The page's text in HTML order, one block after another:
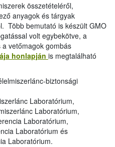
összetételéről,
anyagok és tárgyak
Több bemutató is készült GMO
volt egybekötve, a
vetőmagok gombás
honlapján is megtalálható
biztonsági
Laboratórium,
Laboratórium,
Laboratórium,
Laboratórium és
Laboratórium.